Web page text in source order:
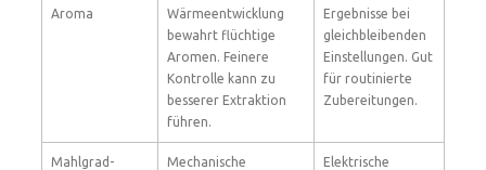
Aroma
Wärmeentwicklung
bewahrt flüchtige
Aromen. Feinere
Kontrolle kann zu
besserer Extraktion
führen.
Ergebnisse bei
gleichbleibenden
Einstellungen. Gut
für routinierte
Zubereitungen.
Mahlgrad-
Mechanische
Elektrische